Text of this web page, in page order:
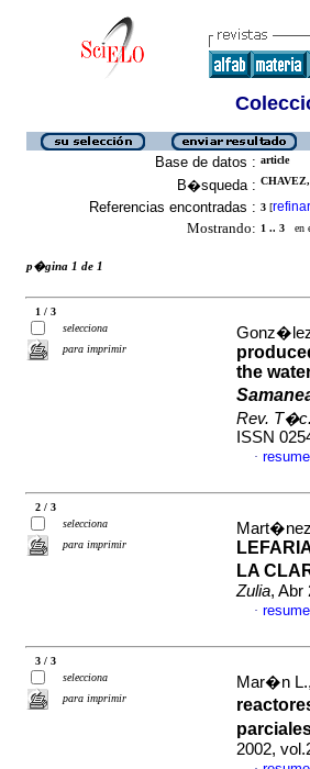
Base de datos : article
B�squeda :
Referencias encontradas : 3 [refinar
Mostrando: 1 .. 3 en
p�gina 1 de 1
1 / 3
selecciona
para imprimir
the
Rev.
ISSN
·
2 / 3
selecciona
para imprimir
LA
Zulia, Abr
·
3 / 3
selecciona
para imprimir
Mar�n
2002,